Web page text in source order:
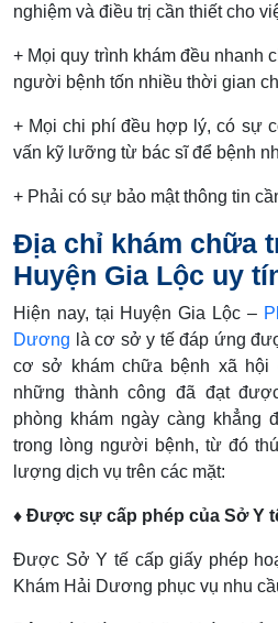
nghiệm và điều trị cần thiết cho
+ Mọi quy trình khám đều nhanh
người bệnh tốn nhiều thời gian
+ Mọi chi phí đều hợp lý, có sự
vấn kỹ lưỡng từ bác sĩ để bệnh
+ Phải có sự bảo mật thông tin
Địa chỉ khám chữa
Huyện Gia Lộc uy
Hiện nay, tại Huyện Gia Lộc –
Dương là cơ sở y tế đáp ứng
cơ sở khám chữa bệnh xã hội
những thành công đã đạt
phòng khám ngày càng khẳng
trong lòng người bệnh, từ đó
lượng dịch vụ trên các mặt:
♦ Được sự cấp phép của Sở Y
Được Sở Y tế cấp giấy phép
Khám Hải Dương phục vụ nhu